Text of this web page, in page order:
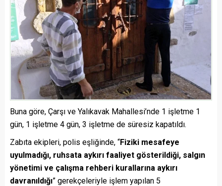
Buna göre, Çarşı ve Yalıkavak Mahallesi’nde 1 işletme 1
gün, 1 işletme 4 gün, 3 işletme de süresiz kapatıldı.
Zabıta ekipleri, polis eşliğinde, “Fiziki mesafeye
uyulmadığı, ruhsata aykırı faaliyet gösterildiği, salgın
yönetimi ve çalışma rehberi kurallarına aykırı
davranıldığı” gerekçeleriyle işlem yapılan 5